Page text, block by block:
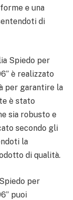
e una
di
Spiedo per
è realizzato
per garantire la
è stato
sia robusto e
secondo gli
la
di qualità.
per
puoi